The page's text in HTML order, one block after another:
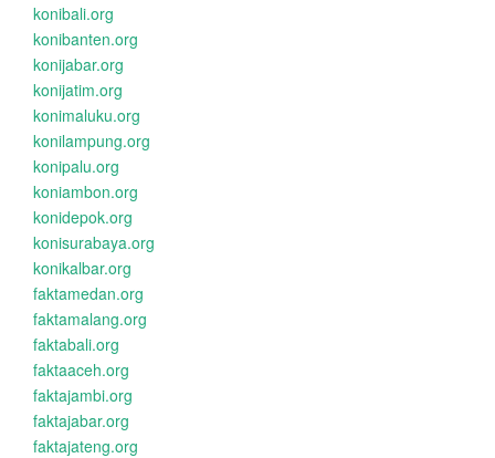
konibali.org
konibanten.org
konijabar.org
konijatim.org
konimaluku.org
konilampung.org
konipalu.org
koniambon.org
konidepok.org
konisurabaya.org
konikalbar.org
faktamedan.org
faktamalang.org
faktabali.org
faktaaceh.org
faktajambi.org
faktajabar.org
faktajateng.org